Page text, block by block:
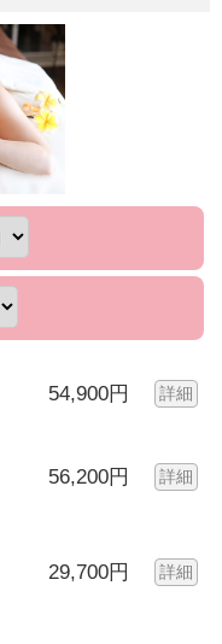
54,900円 詳細
56,200円 詳細
29,700円 詳細